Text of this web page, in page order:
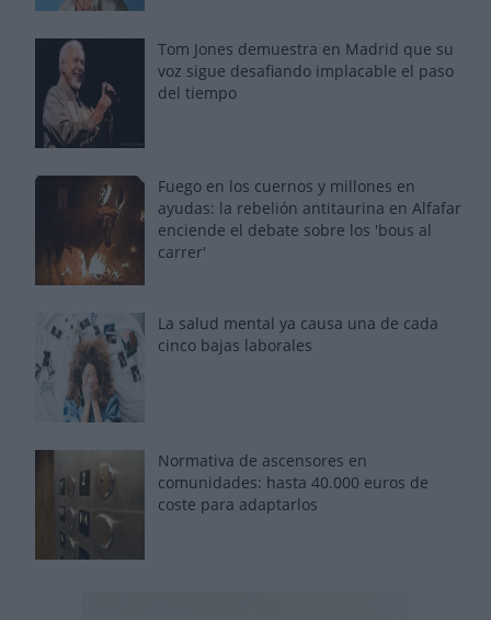
Tom Jones demuestra en Madrid que su
voz sigue desafiando implacable el paso
del tiempo
Fuego en los cuernos y millones en
ayudas: la rebelión antitaurina en Alfafar
enciende el debate sobre los 'bous al
carrer'
La salud mental ya causa una de cada
cinco bajas laborales
Normativa de ascensores en
comunidades: hasta 40.000 euros de
coste para adaptarlos